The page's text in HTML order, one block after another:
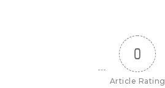
0
Article Rating